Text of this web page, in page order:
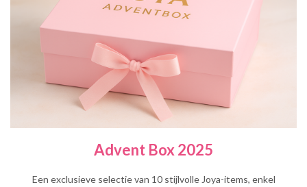
Advent Box 2025
Een exclusieve selectie van 10 stijlvolle Joya-items, enkel